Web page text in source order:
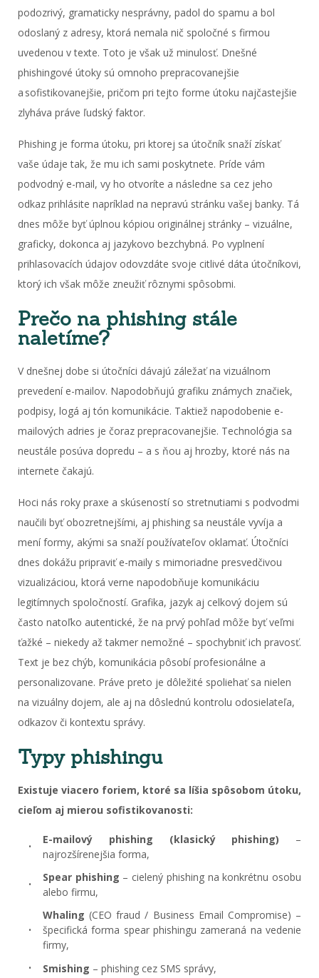
podozrivý, gramaticky nesprávny, padol do spamu a bol
odoslaný z adresy, ktorá nemala nič spoločné s firmou
uvedenou v texte. Toto je však už minulosť. Dnešné
phishingové útoky sú omnoho prepracovanejšie
a sofistikovanejšie, pričom pri tejto forme útoku najčastejšie
zlyháva práve ľudský faktor.
Phishing je forma útoku, pri ktorej sa útočník snaží získať
vaše údaje tak, že mu ich sami poskytnete. Príde vám
podvodný e-mail, vy ho otvoríte a následne sa cez jeho
odkaz prihlásite napríklad na nepravú stránku vašej banky. Tá
dnes môže byť úplnou kópiou originálnej stránky – vizuálne,
graficky, dokonca aj jazykovo bezchybná. Po vyplnení
prihlasovacích údajov odovzdáte svoje citlivé dáta útočníkovi,
ktorý ich však môže zneužiť rôznymi spôsobmi.
Prečo na phishing stále
naletíme?
V dnešnej dobe si útočníci dávajú záležať na vizuálnom
prevedení e-mailov. Napodobňujú grafiku známych značiek,
podpisy, logá aj tón komunikácie. Taktiež napodobenie e-
mailových adries je čoraz prepracovanejšie. Technológia sa
neustále posúva dopredu – a s ňou aj hrozby, ktoré nás na
internete čakajú.
Hoci nás roky praxe a skúseností so stretnutiami s podvodmi
naučili byť obozretnejšími, aj phishing sa neustále vyvíja a
mení formy, akými sa snaží používateľov oklamať. Útočníci
dnes dokážu pripraviť e-maily s mimoriadne presvedčivou
vizualizáciou, ktorá verne napodobňuje komunikáciu
legitímnych spoločností. Grafika, jazyk aj celkový dojem sú
často natoľko autentické, že na prvý pohľad môže byť veľmi
ťažké – niekedy až takmer nemožné – spochybniť ich pravosť.
Text je bez chýb, komunikácia pôsobí profesionálne a
personalizovane. Práve preto je dôležité spoliehať sa nielen
na vizuálny dojem, ale aj na dôslednú kontrolu odosielateľa,
odkazov či kontextu správy.
Typy phishingu
Existuje viacero foriem, ktoré sa líšia spôsobom útoku,
cieľom aj mierou sofistikovanosti:
E-mailový phishing (klasický phishing) –
najrozšírenejšia forma,
Spear phishing – cielený phishing na konkrétnu osobu
alebo firmu,
Whaling (CEO fraud / Business Email Compromise) –
špecifická forma spear phishingu zameraná na vedenie
firmy,
Smishing – phishing cez SMS správy,